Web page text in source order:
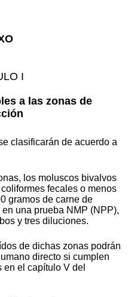
I
a las zonas de
clasificarán de acuerdo a
los moluscos bivalvos
fecales o menos
gramos de carne de
una prueba NMP (NPP),
y tres diluciones.
de dichas zonas podrán
directo si cumplen
en el capítulo V del